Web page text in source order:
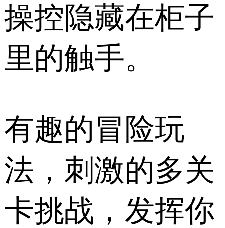
操控隐藏在柜子
里的触手。
有趣的冒险玩
法，刺激的多关
卡挑战，发挥你